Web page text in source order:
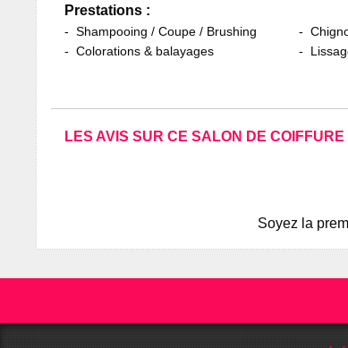
Prestations :
Shampooing / Coupe / Brushing
Colorations & balayages
LES AVIS SUR CE SALON DE COIFFURE
Soyez la